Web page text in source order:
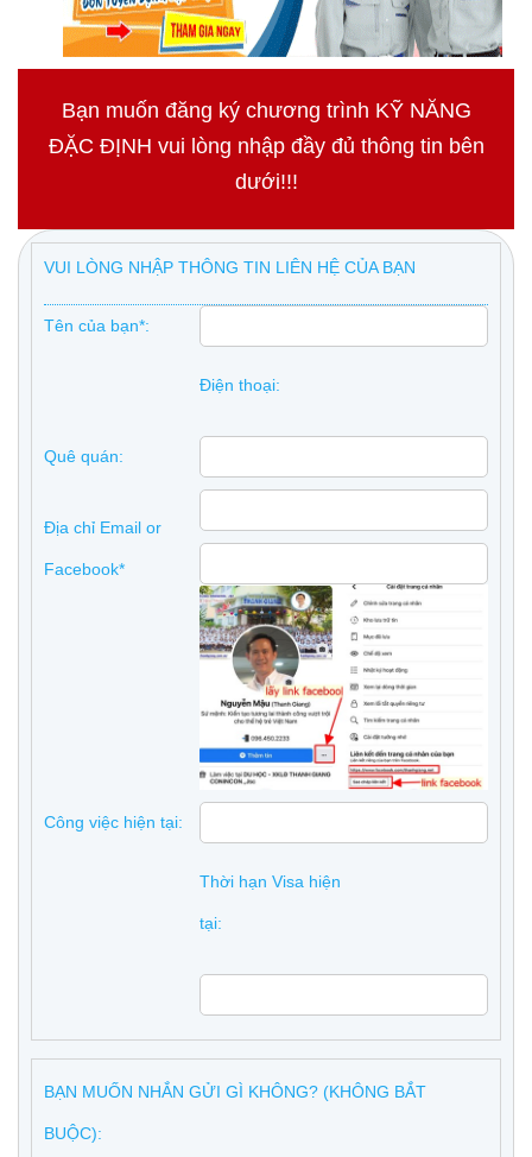
Bạn muốn đăng ký chương trình KỸ NĂNG
ĐẶC ĐỊNH vui lòng nhập đầy đủ thông tin bên
dưới!!!
VUI LÒNG NHẬP THÔNG TIN LIÊN HỆ CỦA BẠN
Tên của bạn*:
Điện thoại:
Quê quán:
Địa chỉ Email or
Facebook*
Công việc hiện tại:
Thời hạn Visa hiện
tại:
BẠN MUỐN NHẮN GỬI GÌ KHÔNG? (KHÔNG BẮT
BUỘC):